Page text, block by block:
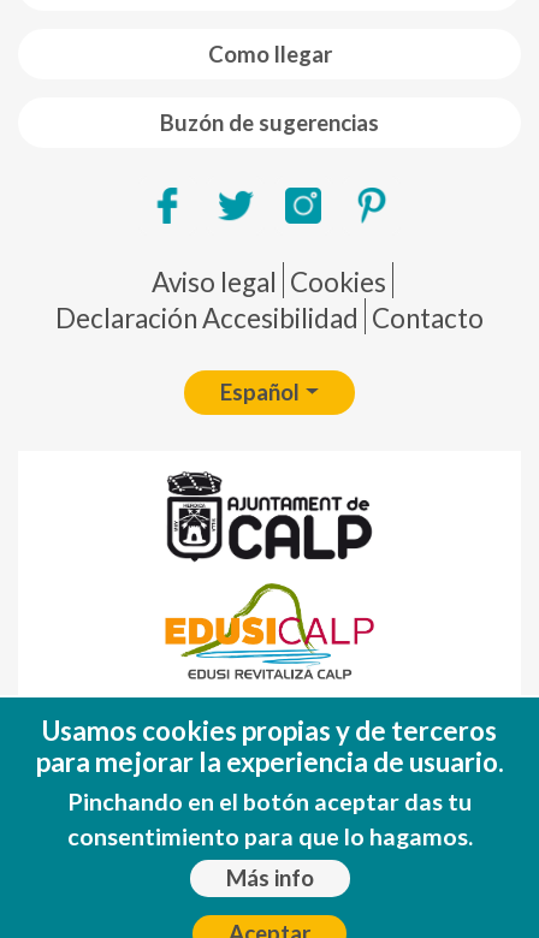
Como llegar
Buzón de sugerencias
Pie de página
Aviso legal Cookies
Declaración Accesibilidad Contacto
Español
(FEDER)
Una manera de hacer EUROPA
Usamos cookies propias y de terceros
para mejorar la experiencia de usuario.
Pinchando en el botón aceptar das tu
consentimiento para que lo hagamos.
Más info